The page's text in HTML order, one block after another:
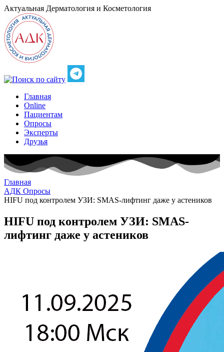
Актуальная Дерматология и Косметология
Главная
Online
Пациентам
Опросы
Эксперты
Друзья
Главная
АДК Опросы
HIFU под контролем УЗИ: SMAS-лифтинг даже у астеников
HIFU под контролем УЗИ: SMAS-
лифтинг даже у астеников